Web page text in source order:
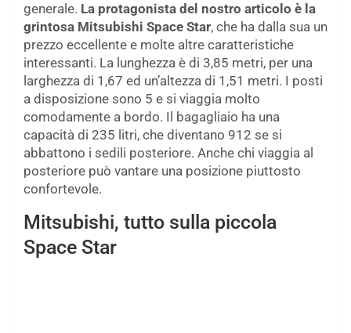
generale. La protagonista del nostro articolo è la
grintosa Mitsubishi Space Star, che ha dalla sua un
prezzo eccellente e molte altre caratteristiche
interessanti. La lunghezza è di 3,85 metri, per una
larghezza di 1,67 ed un’altezza di 1,51 metri. I posti
a disposizione sono 5 e si viaggia molto
comodamente a bordo. Il bagagliaio ha una
capacità di 235 litri, che diventano 912 se si
abbattono i sedili posteriore. Anche chi viaggia al
posteriore può vantare una posizione piuttosto
confortevole.
Mitsubishi, tutto sulla piccola
Space Star